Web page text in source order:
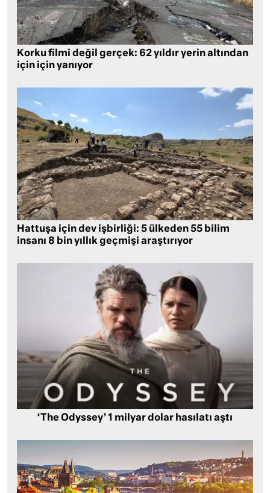
Korku filmi değil gerçek: 62 yıldır yerin altından
için için yanıyor
Hattuşa için dev işbirliği: 5 ülkeden 55 bilim
insanı 8 bin yıllık geçmişi araştırıyor
‘The Odyssey’ 1 milyar dolar hasılatı aştı